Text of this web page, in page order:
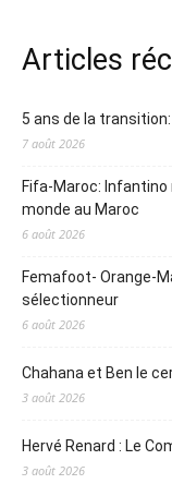
Articles
5 ans de la
7 août 2026
Fifa-Maroc: Infantino
monde au Maroc
6 août 2026
Femafoot- Orange-
sélectionneur
6 août 2026
Chahana et Ben le
3 août 2026
Hervé Renard : Le
3 août 2026